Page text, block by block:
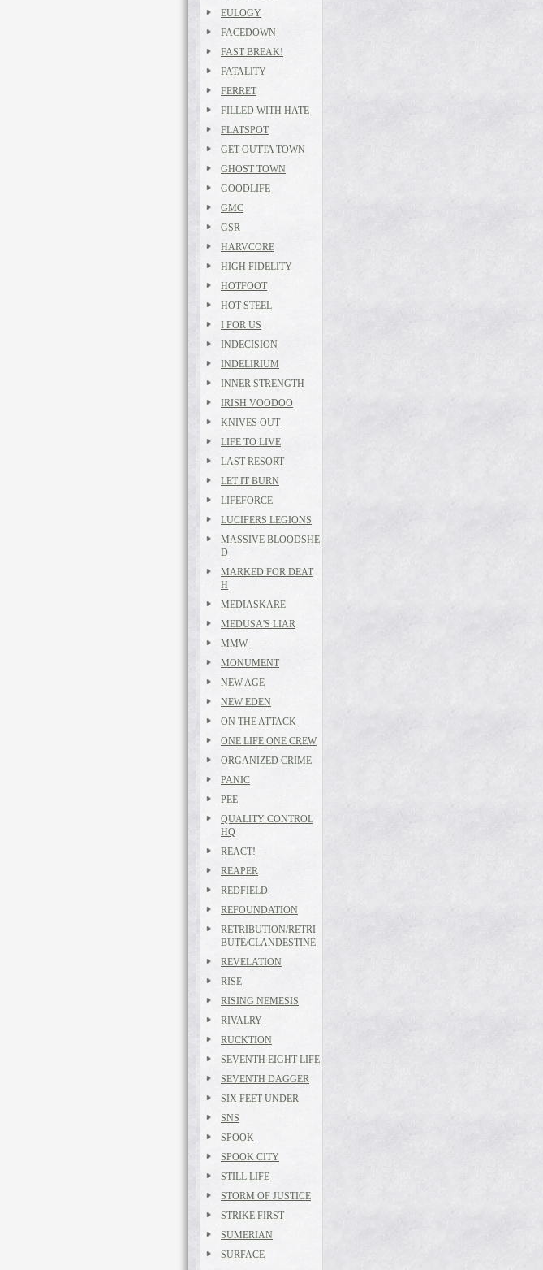
EULOGY
FACEDOWN
FAST BREAK!
FATALITY
FERRET
FILLED WITH HATE
FLATSPOT
GET OUTTA TOWN
GHOST TOWN
GOODLIFE
GMC
GSR
HARVCORE
HIGH FIDELITY
HOTFOOT
HOT STEEL
I FOR US
INDECISION
INDELIRIUM
INNER STRENGTH
IRISH VOODOO
KNIVES OUT
LIFE TO LIVE
LAST RESORT
LET IT BURN
LIFEFORCE
LUCIFERS LEGIONS
MASSIVE BLOODSHE
D
MARKED FOR DEAT
H
MEDIASKARE
MEDUSA'S LIAR
MMW
MONUMENT
NEW AGE
NEW EDEN
ON THE ATTACK
ONE LIFE ONE CREW
ORGANIZED CRIME
PANIC
PEE
QUALITY CONTROL
HQ
REACT!
REAPER
REDFIELD
REFOUNDATION
RETRIBUTION/RETRI
BUTE/CLANDESTINE
REVELATION
RISE
RISING NEMESIS
RIVALRY
RUCKTION
SEVENTH EIGHT LIFE
SEVENTH DAGGER
SIX FEET UNDER
SNS
SPOOK
SPOOK CITY
STILL LIFE
STORM OF JUSTICE
STRIKE FIRST
SUMERIAN
SURFACE